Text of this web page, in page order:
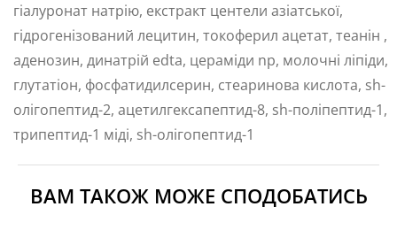
гіалуронат натрію, екстракт центели азіатської,
гідрогенізований лецитин, токоферил ацетат, теанін ,
аденозин, динатрій edta, цераміди np, молочні ліпіди,
глутатіон, фосфатидилсерин, стеаринова кислота, sh-
олігопептид-2, ацетилгексапептид-8, sh-поліпептид-1,
трипептид-1 міді, sh-олігопептид-1
ВАМ ТАКОЖ МОЖЕ СПОДОБАТИСЬ